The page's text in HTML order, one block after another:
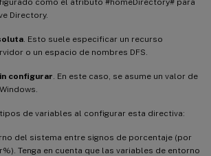
Directory.
. Esto suele especificar un recurso
o un espacio de nombres DFS.
configurar . En este caso, se asume un valor de
de variables al configurar esta directiva:
del sistema entre signos de porcentaje (por
Tenga en cuenta que las variables de entorno